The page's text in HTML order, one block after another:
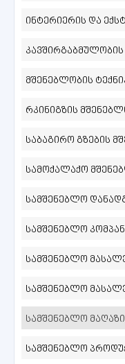
ინტერიერის და
მშენებლობის
რკინიგზის
საბაგირო გზების
სამოქალაქო
სამშენებლო
სამშენებლო
სამშენებლო
სამშენებლო
სამშენებლო
სამშენებლო